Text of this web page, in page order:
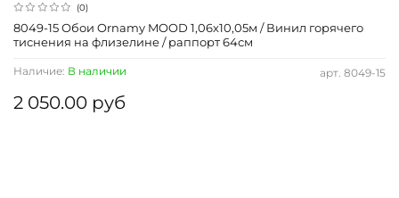
(0)
арт. 8049-15
Наличие: В наличии
2 050.00 руб
8049-15 Обои Ornamy MOOD 1,06х10,05м / Винил горячего
тиснения на флизелине / раппорт 64см